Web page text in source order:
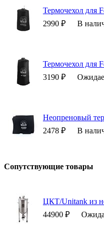
Термочехол для
2990 ₽
В
Термочехол для
3190 ₽
Неопреновый
2478 ₽
В
Сопутствующие товары
ЦКТ/Unitank из
44900 ₽